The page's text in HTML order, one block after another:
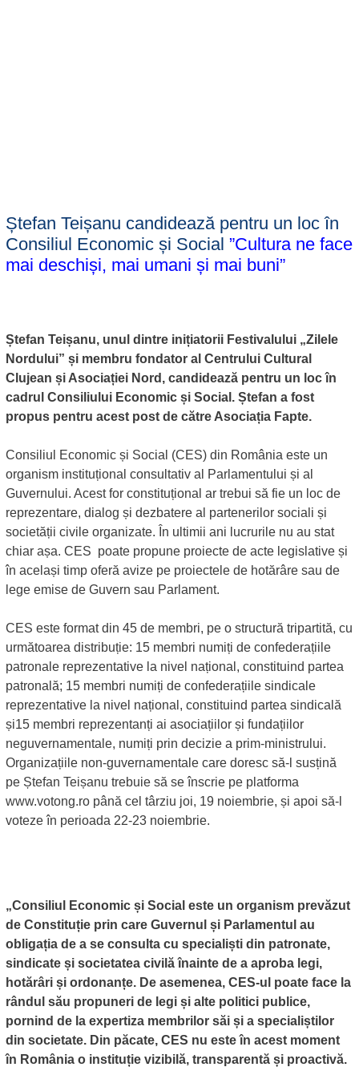
Ștefan Teișanu candidează pentru un loc în
Consiliul Economic și Social ”Cultura ne face
mai deschiși, mai umani și mai buni”
Ștefan Teișanu, unul dintre inițiatorii Festivalului „Zilele
Nordului” și membru fondator al Centrului Cultural
Clujean și Asociației Nord, candidează pentru un loc în
cadrul Consiliului Economic și Social. Ștefan a fost
propus pentru acest post de către Asociația Fapte.
Consiliul Economic și Social (CES) din România este un
organism instituțional consultativ al Parlamentului și al
Guvernului. Acest for constituțional ar trebui să fie un loc de
reprezentare, dialog și dezbatere al partenerilor sociali și
societății civile organizate. În ultimii ani lucrurile nu au stat
chiar așa. CES poate propune proiecte de acte legislative și
în același timp oferă avize pe proiectele de hotărâre sau de
lege emise de Guvern sau Parlament.
CES este format din 45 de membri, pe o structură tripartită, cu
următoarea distribuție: 15 membri numiți de confederațiile
patronale reprezentative la nivel național, constituind partea
patronală; 15 membri numiți de confederațiile sindicale
reprezentative la nivel național, constituind partea sindicală
și15 membri reprezentanți ai asociațiilor și fundațiilor
neguvernamentale, numiți prin decizie a prim-ministrului.
Organizațiile non-guvernamentale care doresc să-l susțină
pe Ștefan Teișanu trebuie să se înscrie pe platforma
www.votong.ro până cel târziu joi, 19 noiembrie, și apoi să-l
voteze în perioada 22-23 noiembrie.
„Consiliul Economic și Social este un organism prevăzut
de Constituție prin care Guvernul și Parlamentul au
obligația de a se consulta cu specialiști din patronate,
sindicate și societatea civilă înainte de a aproba legi,
hotărâri și ordonanțe. De asemenea, CES-ul poate face la
rândul său propuneri de legi și alte politici publice,
pornind de la expertiza membrilor săi și a specialiștilor
din societate. Din păcate, CES nu este în acest moment
în România o instituție vizibilă, transparentă și proactivă.